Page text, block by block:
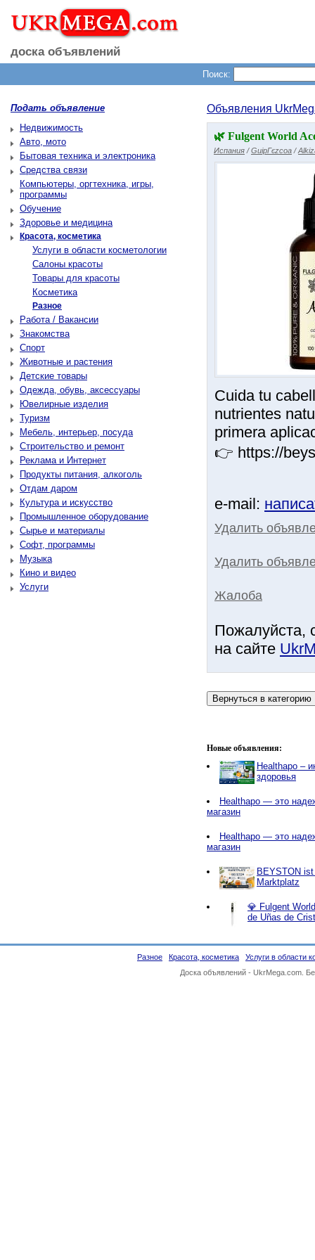
доска объявлений
Поиск:
Подать объявление
Недвижимость
Авто, мото
Бытовая техника и электроника
Средства связи
Компьютеры, оргтехника, игры,
программы
Обучение
Здоровье и медицина
Красота, косметика
Услуги в области косметологии
Салоны красоты
Товары для красоты
Косметика
Разное
Работа / Вакансии
Знакомства
Спорт
Животные и растения
Детские товары
Одежда, обувь, аксессуары
Ювелирные изделия
Туризм
Мебель, интерьер, посуда
Строительство и ремонт
Реклама и Интернет
Продукты питания, алкоголь
Отдам даром
Культура и искусство
Промышленное оборудование
Сырье и материалы
Софт, программы
Музыка
Кино и видео
Услуги
Объявления
🌿 Fulgent World
Испания /GuipГєzcoa /
Cuida tu
nutrientes
primera
👉 https://
e-mail:
Удалить
Удалить
Жалоба
Пожалуйста,
на сайте
Новые объявления:
Healthapo –
здоровья
Healthapo — это
магазин
Healthapo — это
магазин
BEYSTON
Marktplatz
💎 Fulgent
de Uñas de
Разное Красота, косметика
Услуги в области
Доска объявлений - UkrMega.com.